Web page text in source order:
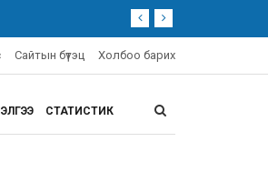
Сайтын бүтэц Холбоо барих
СТАТИСТИК